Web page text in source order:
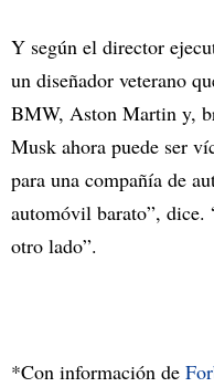
Y según el director
un diseñador veterano
BMW, Aston Martin y,
Musk ahora puede ser
para una compañía de
automóvil barato”, dice.
otro lado”.
*Con información de